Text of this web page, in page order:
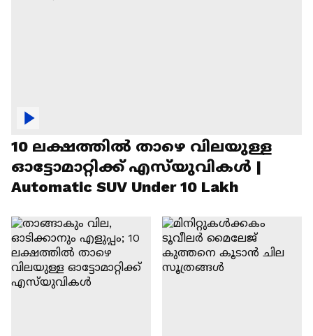
10 ലക്ഷത്തിൽ താഴെ വിലയുള്ള
ഓട്ടോമാറ്റിക്ക് എസ്‍യുവികൾ |
Automatic SUV Under 10 Lakh